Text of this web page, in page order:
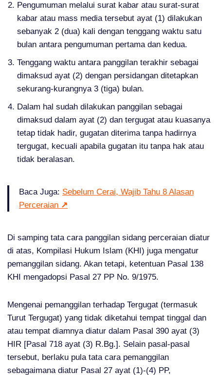
Pengumuman melalui surat kabar atau surat-surat
kabar atau mass media tersebut ayat (1) dilakukan
sebanyak 2 (dua) kali dengan tenggang waktu satu
bulan antara pengumuman pertama dan kedua.
Tenggang waktu antara panggilan terakhir sebagai
dimaksud ayat (2) dengan persidangan ditetapkan
sekurang-kurangnya 3 (tiga) bulan.
Dalam hal sudah dilakukan panggilan sebagai
dimaksud dalam ayat (2) dan tergugat atau kuasanya
tetap tidak hadir, gugatan diterima tanpa hadirnya
tergugat, kecuali apabila gugatan itu tanpa hak atau
tidak beralasan.
Baca Juga: Sebelum Cerai, Wajib Tahu 8 Alasan
Perceraian ↗
Di samping tata cara panggilan sidang perceraian diatur
di atas, Kompilasi Hukum Islam (KHI) juga mengatur
pemanggilan sidang. Akan tetapi, ketentuan Pasal 138
KHI mengadopsi Pasal 27 PP No. 9/1975.
Mengenai pemanggilan terhadap Tergugat (termasuk
Turut Tergugat) yang tidak diketahui tempat tinggal dan
atau tempat diamnya diatur dalam Pasal 390 ayat (3)
HIR [Pasal 718 ayat (3) R.Bg.]. Selain pasal-pasal
tersebut, berlaku pula tata cara pemanggilan
sebagaimana diatur Pasal 27 ayat (1)-(4) PP,